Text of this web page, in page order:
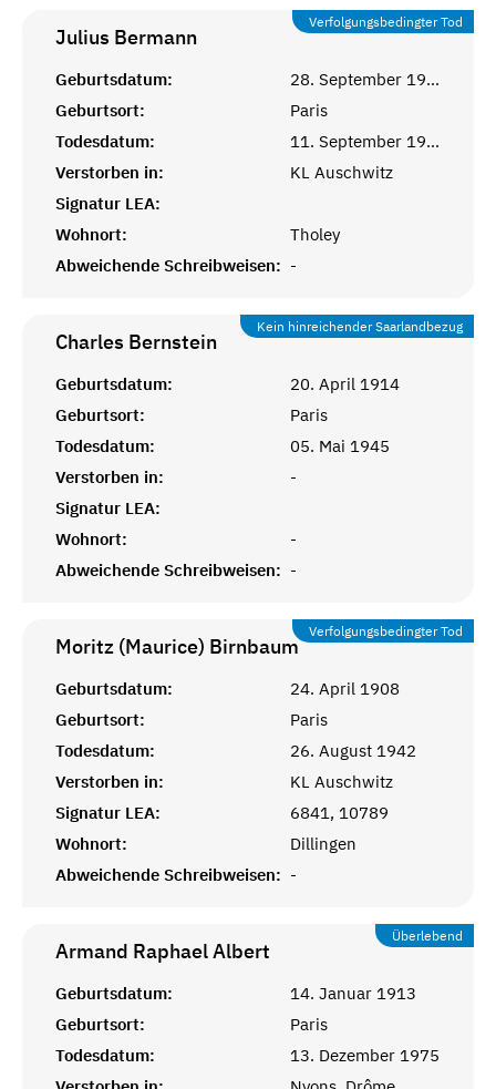
Verfolgungsbedingter Tod
Julius Bermann
Geburtsdatum:
28. September 1900
Geburtsort:
Paris
Todesdatum:
11. September 1942
Verstorben in:
KL Auschwitz
Signatur LEA:
Wohnort:
Tholey
Abweichende Schreibweisen: -
Kein hinreichender Saarlandbezug
Charles Bernstein
Geburtsdatum:
20. April 1914
Geburtsort:
Paris
Todesdatum:
05. Mai 1945
Verstorben in:
-
Signatur LEA:
Wohnort:
-
Abweichende Schreibweisen: -
Verfolgungsbedingter Tod
Moritz (Maurice) Birnbaum
Geburtsdatum:
24. April 1908
Geburtsort:
Paris
Todesdatum:
26. August 1942
Verstorben in:
KL Auschwitz
Signatur LEA:
6841, 10789
Wohnort:
Dillingen
Abweichende Schreibweisen: -
Überlebend
Armand RaphaelAlbert
Geburtsdatum:
14. Januar 1913
Geburtsort:
Paris
Todesdatum:
13. Dezember 1975